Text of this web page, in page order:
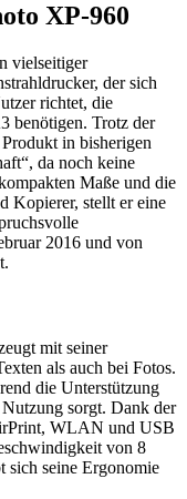
XP-960
vielseitiger
der sich
richtet, die
benötigen. Trotz der
in bisherigen
da noch keine
Maße und die
Kopierer, stellt er eine
2016 und von
mit seiner
als auch bei Fotos.
die Unterstützung
sorgt. Dank der
WLAN und USB
von 8
sich seine Ergonomie